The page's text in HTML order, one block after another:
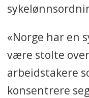
«Norge har en
være stolte
arbeidstakere
konsentrere